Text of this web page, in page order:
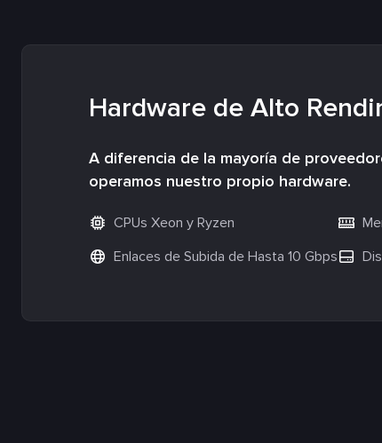
Hardware de Alto
A diferencia de la mayoría de
operamos nuestro propio hardware.
CPUs Xeon y Ryzen
Enlaces de Subida de Hasta 10 Gbps